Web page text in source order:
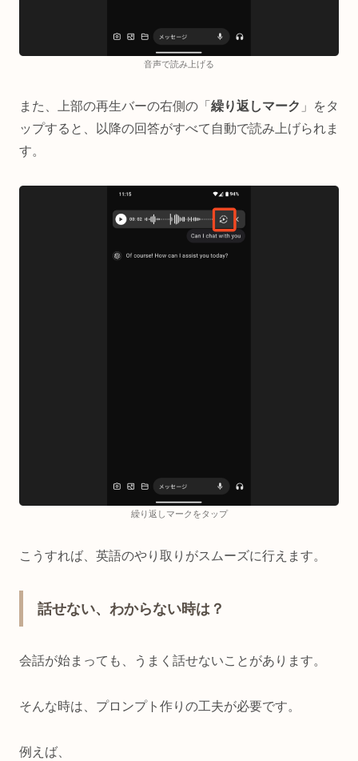
音声で読み上げる
また、上部の再生バーの右側の「 繰り返しマーク 」をタ
ップすると、以降の回答がすべて自動で読み上げられま
す。
繰り返しマークをタップ
こうすれば、英語のやり取りがスムーズに行えます。
話せない、わからない時は？
会話が始まっても、うまく話せないことがあります。
そんな時は、プロンプト作りの工夫が必要です。
例えば、